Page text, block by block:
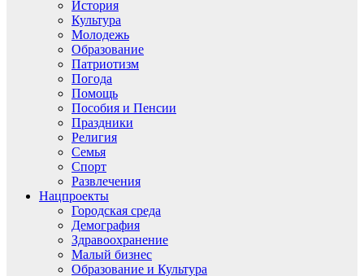
История
Культура
Молодежь
Образование
Патриотизм
Погода
Помощь
Пособия и Пенсии
Праздники
Религия
Семья
Спорт
Развлечения
Нацпроекты
Городская среда
Демография
Здравоохранение
Малый бизнес
Образование и Культура